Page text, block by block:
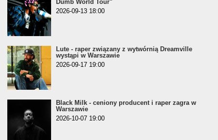
Dumb World Tour"
2026-09-13 18:00
Lute - raper związany z wytwórnią Dreamville
wystąpi w Warszawie
2026-09-17 19:00
Black Milk - ceniony producent i raper zagra w
Warszawie
2026-10-07 19:00